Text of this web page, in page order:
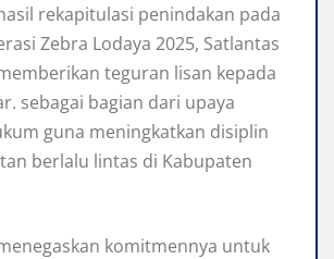
rekapitulasi penindakan pada
Zebra Lodaya 2025, Satlantas
teguran lisan kepada
sebagai bagian dari upaya
guna meningkatkan disiplin
berlalu lintas di Kabupaten
komitmennya untuk